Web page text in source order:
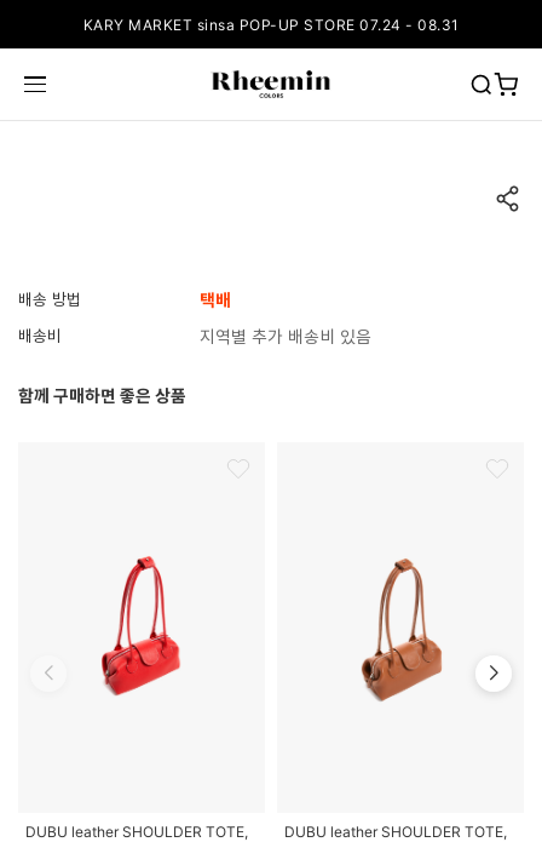
KARY MARKET sinsa POP-UP STORE 07.24 - 08.31
배송 방법 택배
배송비 지역별 추가 배송비 있음
함께 구매하면 좋은 상품
DUBU leather SHOULDER TOTE,
DUBU leather SHOULDER TOTE,